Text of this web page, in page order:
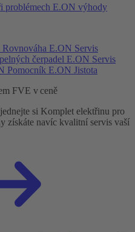
problémech E.ON výhody
E.ON Servis
čerpadel E.ON Servis
Pomocník E.ON Jistota
FVE v ceně
si Komplet elektřinu pro
získáte navíc kvalitní servis vaší